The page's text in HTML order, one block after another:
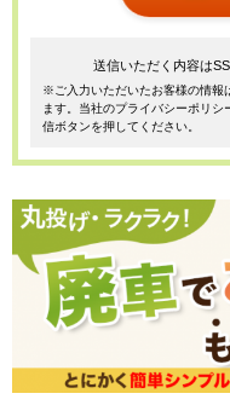
送信いただく内容は
※ご入力いただいたお客様の情報
ます。当社のプライバシーポリ
信ボタンを押してください。